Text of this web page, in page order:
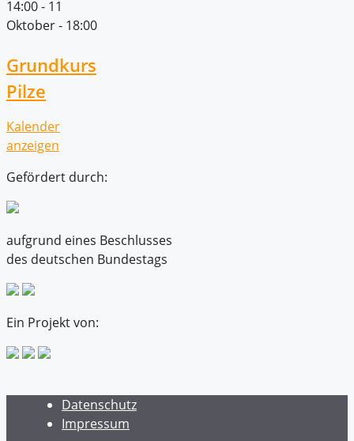
14:00- 11
Oktober - 18:00
Grundkurs
Pilze
Kalender
anzeigen
Gefördert durch:
aufgrund eines Beschlusses
des deutschen Bundestags
Ein Projekt von:
Datenschutz
Impressum